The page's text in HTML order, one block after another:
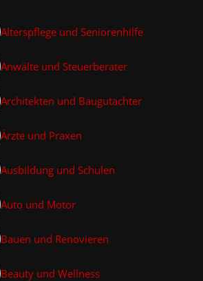
Alterspflege und Seniorenhilfe
Anwälte und Steuerberater
Architekten und Baugutachter
Ärzte und Praxen
Ausbildung und Schulen
Auto und Motor
Bauen und Renovieren
Beauty und Wellness